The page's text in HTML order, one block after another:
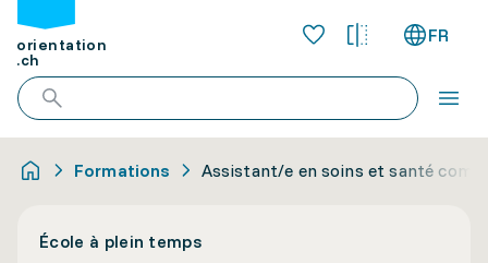
orientation
.ch
FR
Formations Assistant/e en soins et santé
École à plein temps